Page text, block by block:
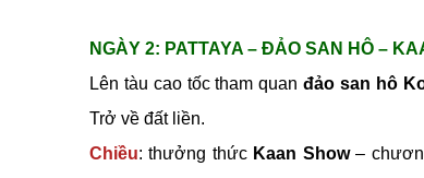
NGÀY 2: PATTAYA – ĐẢO SAN HÔ –
Lên tàu cao tốc tham quanđảo san hô
Trở về đất liền.
Chiều: thưởng thứcKaan Show–